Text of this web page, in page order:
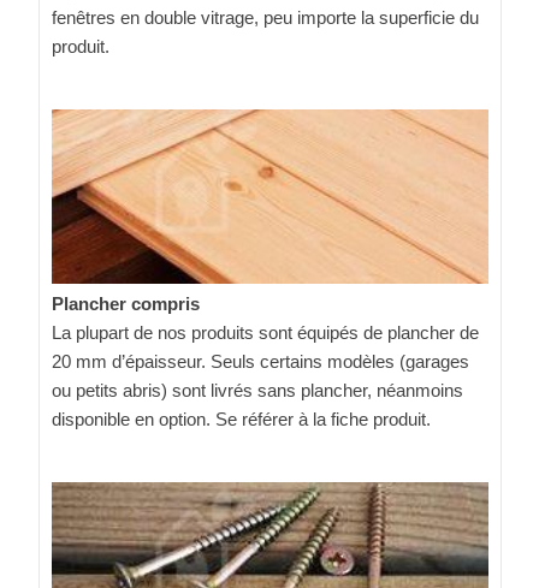
fenêtres en double vitrage, peu importe la superficie du
produit.
Plancher compris
La plupart de nos produits sont équipés de plancher de
20 mm d’épaisseur. Seuls certains modèles (garages
ou petits abris) sont livrés sans plancher, néanmoins
disponible en option. Se référer à la fiche produit.